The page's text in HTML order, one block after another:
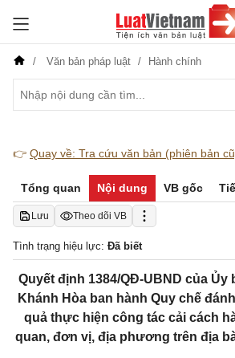
Văn bản pháp luật Hành chính
👉 Quay về: Tra cứu văn bản (phiên bản
Tổng quan Nội dung VB gốc
Lưu Theo dõi VB
Tình trạng hiệu lực: Đã biết
Quyết định 1384/QĐ-UBND của Ủy
Khánh Hòa ban hành Quy chế
quả thực hiện công tác cải cách
quan, đơn vị, địa phương trên địa